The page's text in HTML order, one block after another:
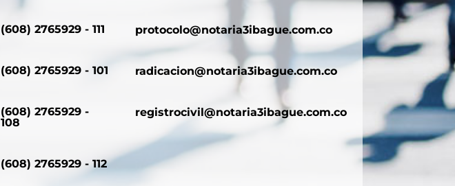
(608) 2765929 - 111
(608) 2765929 - 101
(608) 2765929 -
108
(608) 2765929 - 112
protocolo@notaria3ibague.com.co
radicacion@notaria3ibague.com.co
registrocivil@notaria3ibague.com.co